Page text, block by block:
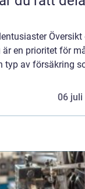
Översikt
en prioritet för
typ av försäkring
06 juli